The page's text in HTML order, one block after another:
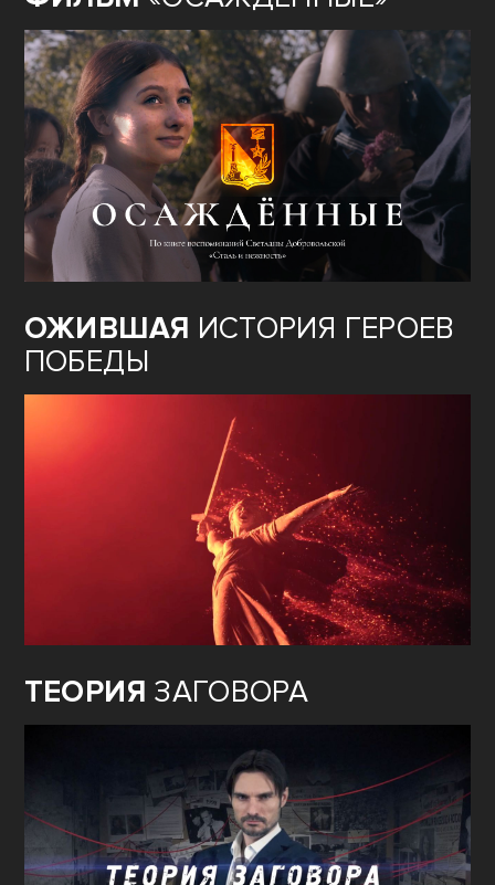
ФИЛЬМ «ОСАЖДЁННЫЕ»
ИСТОРИЯ ГЕРОЕВ